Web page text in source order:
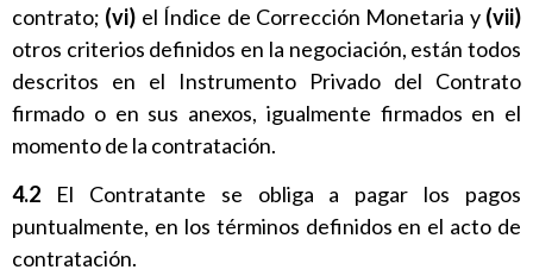
contrato; (vi) el Índice de Corrección Monetaria y (vii)
otros criterios definidos en la negociación, están todos
descritos en el Instrumento Privado del Contrato
firmado o en sus anexos, igualmente firmados en el
momento de la contratación.
4.2 El Contratante se obliga a pagar los pagos
puntualmente, en los términos definidos en el acto de
contratación.